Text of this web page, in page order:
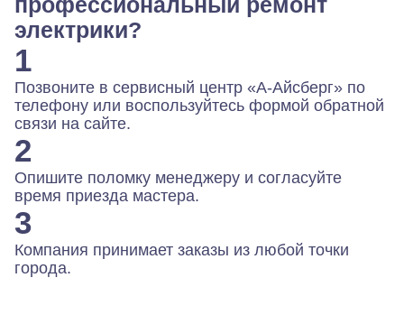
электрики?
1
Позвоните в сервисный центр «А-Айсберг» по
телефону или воспользуйтесь формой обратной
связи на сайте.
2
Опишите поломку менеджеру и согласуйте
время приезда мастера.
3
Компания принимает заказы из любой точки
города.